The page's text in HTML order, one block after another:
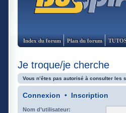
Index du forum Plan du forum
Je troque/je cherche
Vous n’êtes pas autorisé à consulter les
Connexion • Inscription
Nom d’utilisateur: